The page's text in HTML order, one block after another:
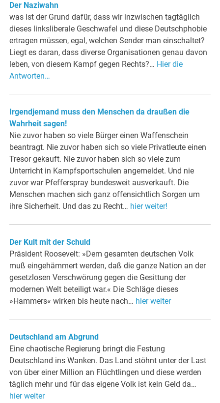
Der Naziwahn
was ist der Grund dafür, dass wir inzwischen tagtäglich
dieses linksliberale Geschwafel und diese Deutschphobie
ertragen müssen, egal, welchen Sender man einschaltet?
Liegt es daran, dass diverse Organisationen genau davon
leben, von diesem Kampf gegen Rechts?… Hier die
Antworten…
Irgendjemand muss den Menschen da draußen die
Wahrheit sagen!
Nie zuvor haben so viele Bürger einen Waffenschein
beantragt. Nie zuvor haben sich so viele Privatleute einen
Tresor gekauft. Nie zuvor haben sich so viele zum
Unterricht in Kampfsportschulen angemeldet. Und nie
zuvor war Pfefferspray bundesweit ausverkauft. Die
Menschen machen sich ganz offensichtlich Sorgen um
ihre Sicherheit. Und das zu Recht… hier weiter!
Der Kult mit der Schuld
Präsident Roosevelt: »Dem gesamten deutschen Volk
muß eingehämmert werden, daß die ganze Nation an der
gesetzlosen Verschwörung gegen die Gesittung der
modernen Welt beteiligt war.« Die Schläge dieses
»Hammers« wirken bis heute nach… hier weiter
Deutschland am Abgrund
Eine chaotische Regierung bringt die Festung
Deutschland ins Wanken. Das Land stöhnt unter der Last
von über einer Million an Flüchtlingen und diese werden
täglich mehr und für das eigene Volk ist kein Geld da…
hier weiter